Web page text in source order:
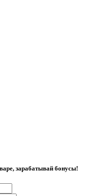
зарабатывай бонусы!